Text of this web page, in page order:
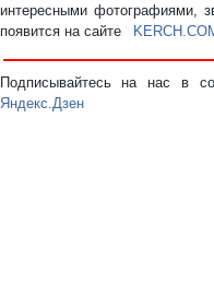
интересными фотографиями,
появится на сайте
Подписывайтесь на нас в
Яндекс.Дзен